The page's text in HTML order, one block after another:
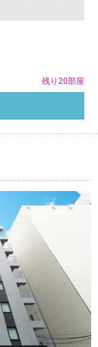
残り20部屋